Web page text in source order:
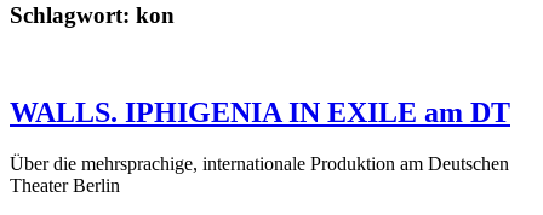
Schlagwort: kon
WALLS. IPHIGENIA IN EXILE am DT
Über die mehrsprachige, internationale Produktion am Deutschen
Theater Berlin